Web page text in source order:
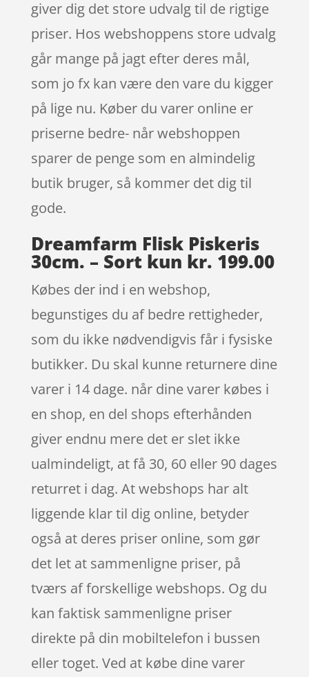
giver dig det store udvalg til de rigtige
priser. Hos webshoppens store udvalg
går mange på jagt efter deres mål,
som jo fx kan være den vare du kigger
på lige nu. Køber du varer online er
priserne bedre- når webshoppen
sparer de penge som en almindelig
butik bruger, så kommer det dig til
gode.
Dreamfarm Flisk Piskeris
30cm. – Sort kun kr. 199.00
Købes der ind i en webshop,
begunstiges du af bedre rettigheder,
som du ikke nødvendigvis får i fysiske
butikker. Du skal kunne returnere dine
varer i 14 dage. når dine varer købes i
en shop, en del shops efterhånden
giver endnu mere det er slet ikke
ualmindeligt, at få 30, 60 eller 90 dages
returret i dag. At webshops har alt
liggende klar til dig online, betyder
også at deres priser online, som gør
det let at sammenligne priser, på
tværs af forskellige webshops. Og du
kan faktisk sammenligne priser
direkte på din mobiltelefon i bussen
eller toget. Ved at købe dine varer